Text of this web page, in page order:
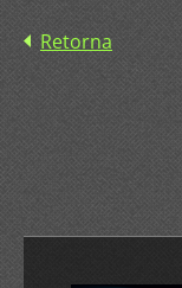
Retorna